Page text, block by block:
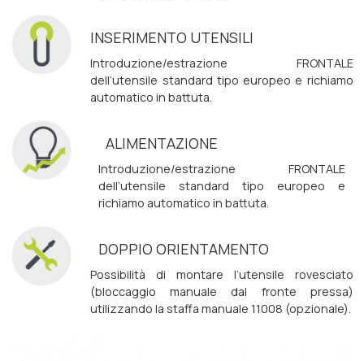
INSERIMENTO UTENSILI
Introduzione/estrazione FRONTALE
dell’utensile standard tipo europeo e richiamo
automatico in battuta.
ALIMENTAZIONE
Introduzione/estrazione FRONTALE
dell’utensile standard tipo europeo e
richiamo automatico in battuta.
DOPPIO ORIENTAMENTO
Possibilità di montare l’utensile rovesciato
(bloccaggio manuale dal fronte pressa)
utilizzando la staffa manuale 11008 (opzionale).